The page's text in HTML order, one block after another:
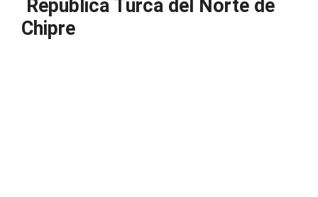
República Turca del Norte de
Chipre